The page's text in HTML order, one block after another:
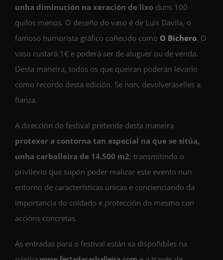
unha diminución na xeración de lixoduns 100
quilos menos. O deseño do vaso é de Luís Davila, o
famoso humorista gráfico coñecido como O Bichero. O
vaso custará 1€ e poderá ser de aluguer ou de venda.
Desta maneira, todos os que queiran poderán levarlo
como recordo desta edición. Se non, devolveráselles a
fianza.
A dirección do festival pretende desta maneira
protexer a contorna tan especial na que se sitúa,
unha carballeira de 14.500 m2: transmitindo o
privilexio que supón poder realizar este evento nun
entorno de características únicas e concienciando da
importancia do coidado e protección do mesmo con
accións concretas.
As entradas para o festival están xa dispoñibles na